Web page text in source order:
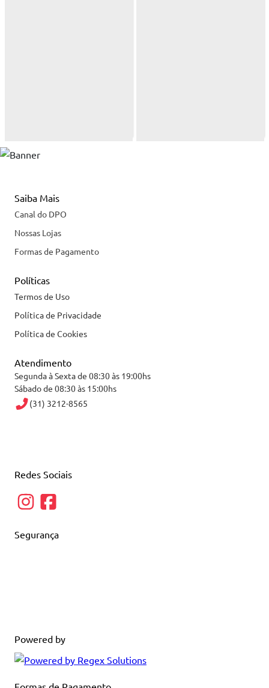
Saiba Mais
Canal do DPO
Nossas Lojas
Formas de Pagamento
Políticas
Termos de Uso
Política de Privacidade
Política de Cookies
Atendimento
Segunda à Sexta de 08:30 às 19:00hs
Sábado de 08:30 às 15:00hs
(31) 3212-8565
Redes Sociais
Segurança
Powered by